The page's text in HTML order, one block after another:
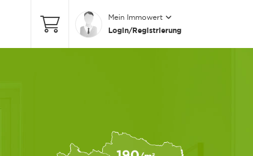
Mein Immowert
Login/Registrierung